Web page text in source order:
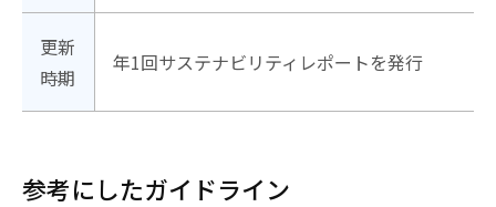
更新
時期
年1回サステナビリティレポートを発行
参考にしたガイドライン